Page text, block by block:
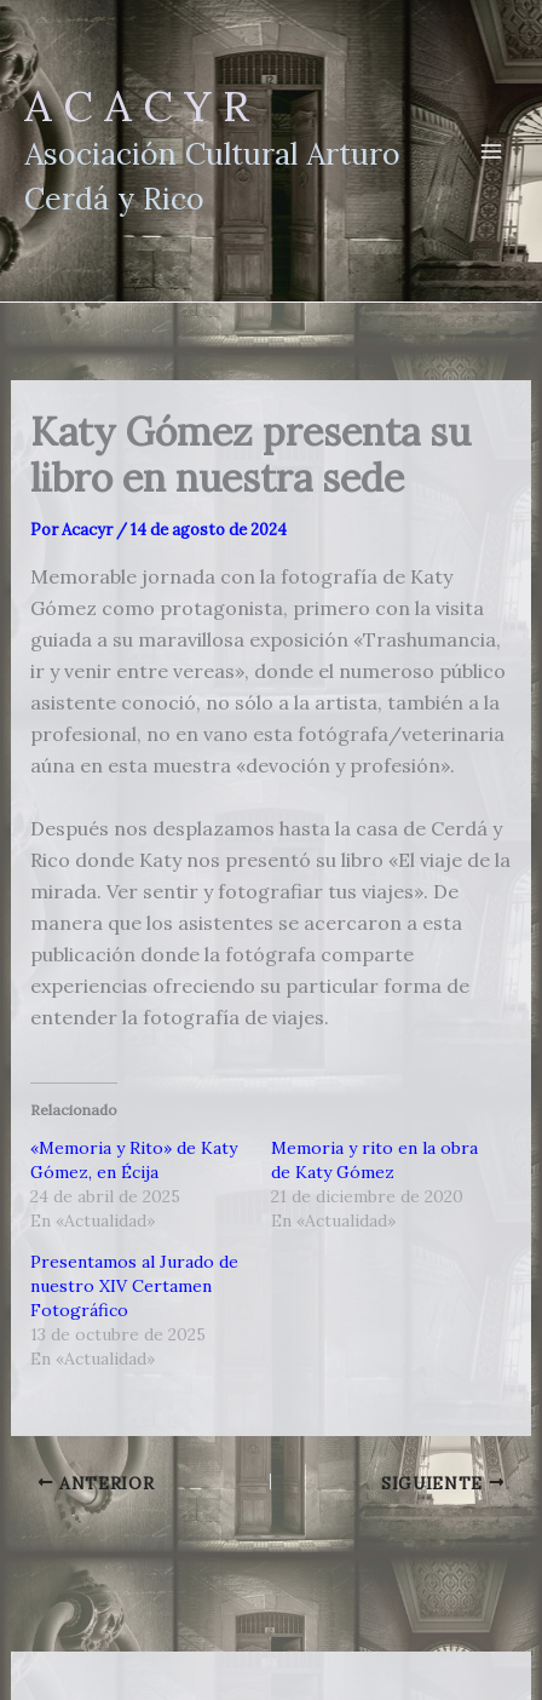
Ir
al
contenido
A C A C Y R
Asociación Cultural Arturo
Cerdá y Rico
Katy Gómez presenta su
libro en nuestra sede
PorAcacyr /14 de agosto de 2024
Memorable jornada con la fotografía de Katy
Gómez como protagonista, primero con la visita
guiada a su maravillosa exposición «Trashumancia,
ir y venir entre vereas», donde el numeroso público
asistente conoció, no sólo a la artista, también a la
profesional, no en vano esta fotógrafa/veterinaria
aúna en esta muestra «devoción y profesión».
Después nos desplazamos hasta la casa de Cerdá y
Rico donde Katy nos presentó su libro «El viaje de la
mirada. Ver sentir y fotografiar tus viajes». De
manera que los asistentes se acercaron a esta
publicación donde la fotógrafa comparte
experiencias ofreciendo su particular forma de
entender la fotografía de viajes.
Relacionado
«Memoria y Rito» de Katy
Gómez, en Écija
24 de abril de 2025
En «Actualidad»
Memoria y rito en la obra
de Katy Gómez
21 de diciembre de 2020
En «Actualidad»
Presentamos al Jurado de
nuestro XIV Certamen
Fotográfico
13 de octubre de 2025
En «Actualidad»
ANTERIOR SIGUIENTE